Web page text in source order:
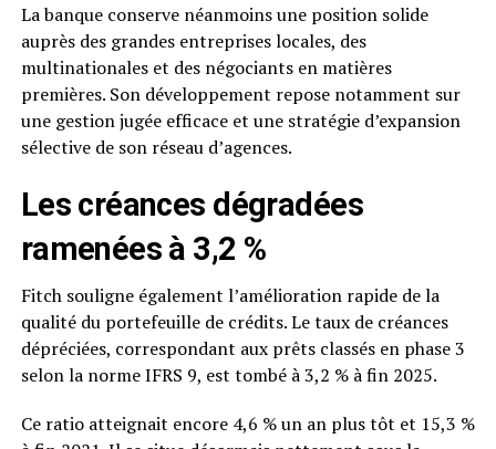
La banque conserve néanmoins une position solide
auprès des grandes entreprises locales, des
multinationales et des négociants en matières
premières. Son développement repose notamment sur
une gestion jugée efficace et une stratégie d’expansion
sélective de son réseau d’agences.
Les créances dégradées
ramenées à 3,2 %
Fitch souligne également l’amélioration rapide de la
qualité du portefeuille de crédits. Le taux de créances
dépréciées, correspondant aux prêts classés en phase 3
selon la norme IFRS 9, est tombé à 3,2 % à fin 2025.
Ce ratio atteignait encore 4,6 % un an plus tôt et 15,3 %